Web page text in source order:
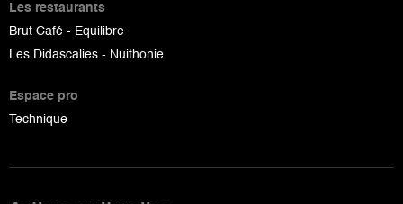
Les restaurants
Brut Café - Equilibre
Les Didascalies - Nuithonie
Espace pro
Technique